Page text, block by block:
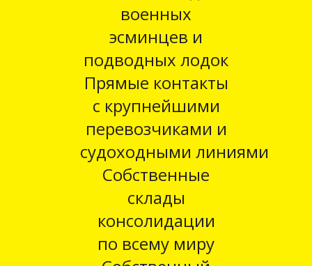
военных
эсминцев и
подводных лодок
Прямые контакты
с крупнейшими
перевозчиками и
судоходными линиями
Собственные
склады
консолидации
по всему миру